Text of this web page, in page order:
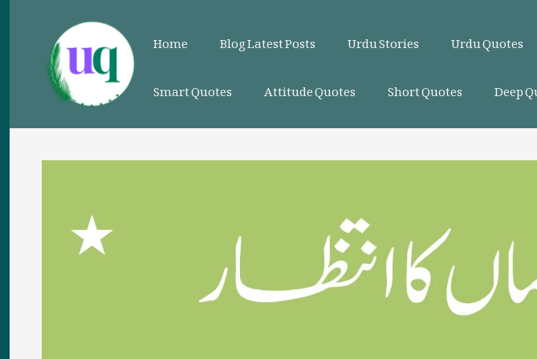
Home Blog Latest Posts Urdu Stories Urdu Quotes
Smart Quotes
Attitude Quotes Short Quotes Deep